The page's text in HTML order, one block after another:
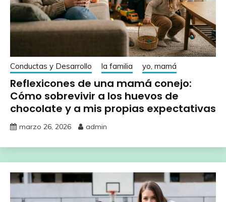
Conductas y Desarrollo la familia yo, mamá
Reflexicones de una mamá conejo:
Cómo sobrevivir a los huevos de
chocolate y a mis propias expectativas
marzo 26, 2026 admin